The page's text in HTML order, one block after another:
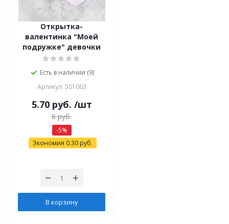
Открытка-
валентинка "Моей
подружке" девочки
Есть в наличии (9)
Артикул: 501063
5.70руб. /шт
6руб.
-5%
Экономия 0.30руб.
В корзину